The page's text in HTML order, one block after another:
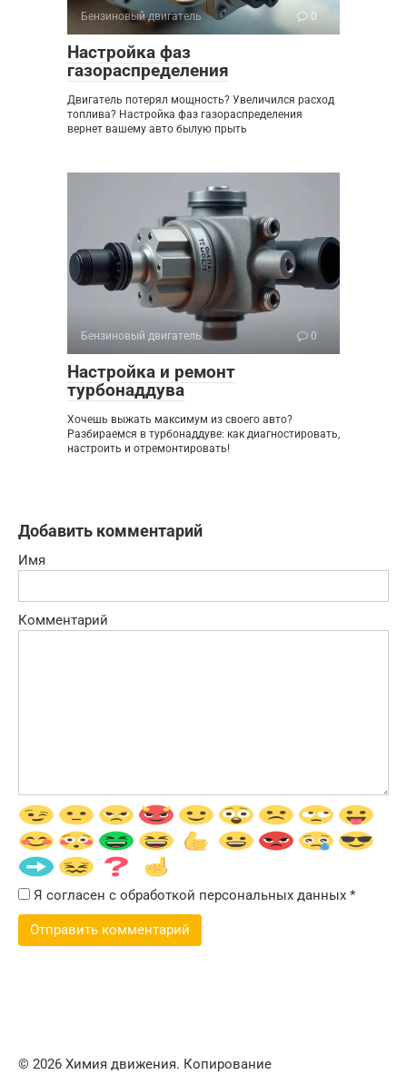
Бензиновый двигатель 0
Настройка фаз
газораспределения
Двигатель потерял мощность? Увеличился расход
топлива? Настройка фаз газораспределения
вернет вашему авто былую прыть
Бензиновый двигатель 0
Настройка и ремонт
турбонаддува
Хочешь выжать максимум из своего авто?
Разбираемся в турбонаддуве: как диагностировать,
настроить и отремонтировать!
Добавить комментарий
Имя
Комментарий
Я согласен с обработкой персональных данных *
© 2026 Химия движения. Копирование